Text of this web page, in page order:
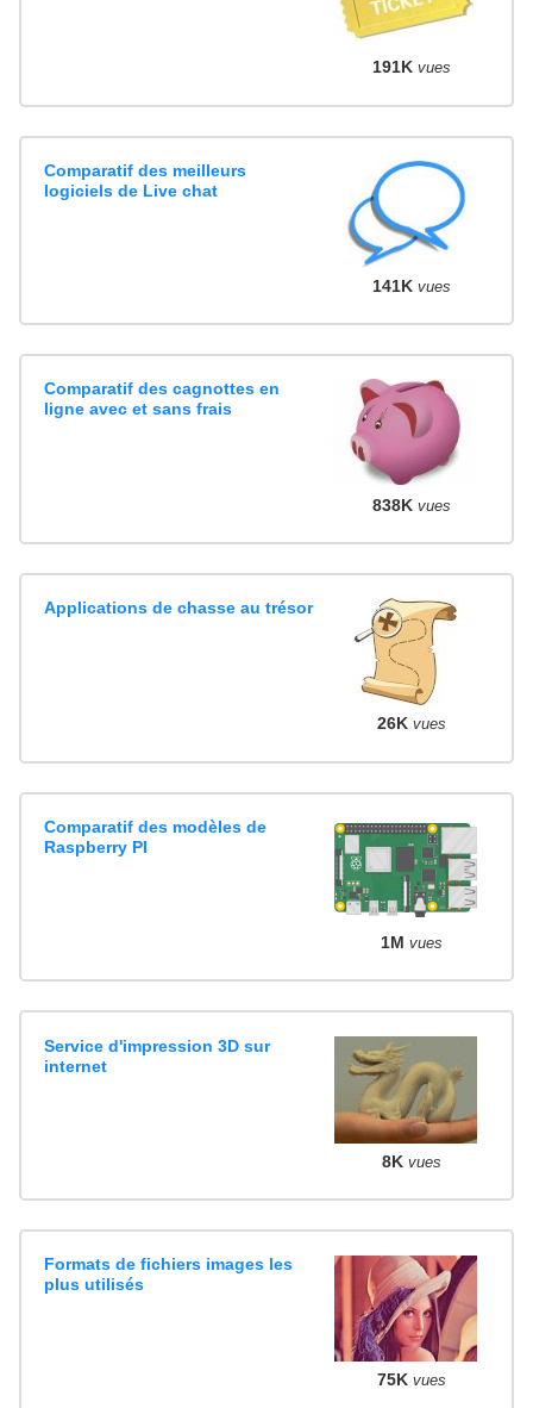
191K vues
Comparatif des meilleurs
logiciels de Live chat
141K vues
Comparatif des cagnottes en
ligne avec et sans frais
838K vues
Applications de chasse au trésor
26K vues
Comparatif des modèles de
Raspberry PI
1M vues
Service d'impression 3D sur
internet
8K vues
Formats de fichiers images les
plus utilisés
75K vues